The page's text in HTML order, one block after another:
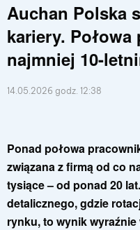
Auchan Polska
kariery.
najmniej 10-
14.05.2026 godz. 12:38
Ponad połowa
związana z firmą od co
tysiące – od ponad 20
detalicznego, gdzie
rynku, to wynik